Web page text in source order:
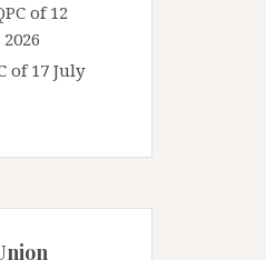
of 12
of 17 July